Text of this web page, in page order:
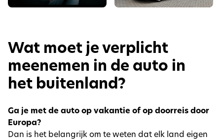
Wat moet je verplicht
meenemen in de auto in
het buitenland?
Ga je met de auto op vakantie of op doorreis door
Europa?
Dan is het belangrijk om te weten dat elk land eigen